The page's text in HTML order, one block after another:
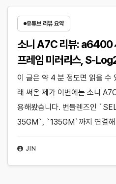
유튜브 리뷰 요약
소니 A7C 리뷰: a6400
프레임 미러리스, S-
JIN
이 글은 약 4 분 정도면 읽을
래 써온 제가 이번에는 소니
용해봤습니다. 번들렌즈인
35GM`, `135GM`까지 연결해